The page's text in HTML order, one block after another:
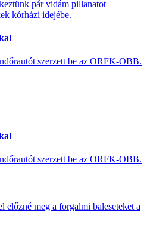
pár vidám pillanatot
kórházi idejébe.
szerzett be az ORFK-OBB.
szerzett be az ORFK-OBB.
előzné meg a forgalmi baleseteket a